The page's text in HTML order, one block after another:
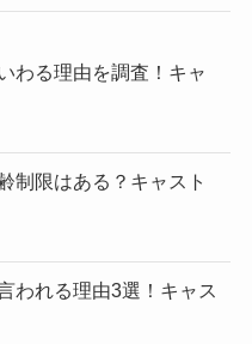
わる理由を調査！キャ
制限はある？キャスト
われる理由3選！キャス